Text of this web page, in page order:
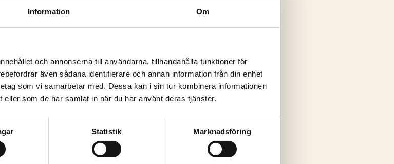
Information Om
och annonserna till användarna, tillhandahålla funktioner för
även sådana identifierare och annan information från din enhet
som vi samarbetar med. Dessa kan i sin tur kombinera informationen
som de har samlat in när du har använt deras tjänster.
Statistik Marknadsföring
frågor och svar
på hemsidan?